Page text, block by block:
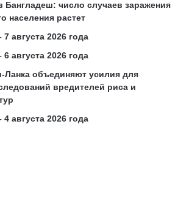
Бангладеш: число случаев заражения
населения растет
августа 2026 года
августа 2026 года
Ланка объединяют усилия для
вредителей риса и
августа 2026 года